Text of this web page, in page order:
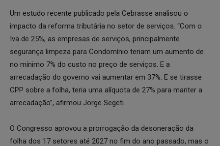
Um estudo recente publicado pela Cebrasse analisou o
impacto da reforma tributária no setor de serviços. “Com o
Iva de 25%, as empresas de serviços, principalmente
segurança limpeza para Condomínio teriam um aumento de
no mínimo 7% do custo no preço de serviços. E a
arrecadação do governo vai aumentar em 37%. E se tirasse
CPP sobre a folha, teria uma alíquota de 27% para manter a
arrecadação”, afirmou Jorge Segeti.
O Congresso aprovou a prorrogação da desoneração da
folha dos 17 setores até 2027 no fim do ano passado, mas o